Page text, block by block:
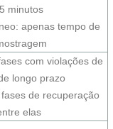
minutos
apenas tempo de
com violações de
longo prazo
de recuperação
elas